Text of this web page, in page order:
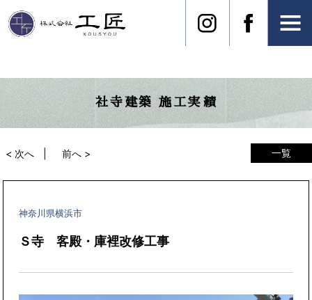
社寺建築 施工実績
一覧
< 次へ 前へ >
神奈川県横浜市
Ｓ寺 客殿・庫裡改修工事